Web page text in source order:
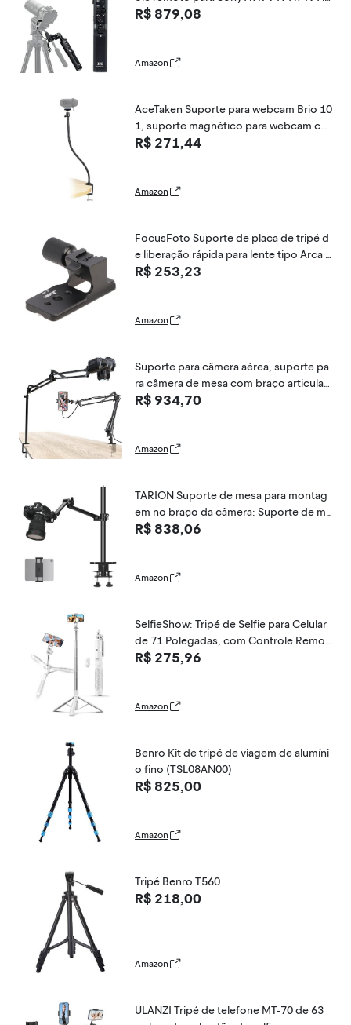
S III II A9III A6600 A6500 A6400 A6300
05 240 F DR-AX33 AX43
R$ 879,08
Amazon
AceTaken Suporte para webcam Brio 10
1, suporte magnético para webcam co
mpatível com webcams Logitech Brio 1
R$ 271,44
Amazon
FocusFoto Suporte de placa de tripé d
e liberação rápida para lente tipo Arca S
ony FE 70-200 mm F2.8 GM OSS II (SEL
f/4 G OSS
R$ 253,23
Amazon
Suporte para câmera aérea, suporte pa
ra câmera de mesa com braço articulad
o, capacidade de carga de 2,3 kg, supo
para gravação
R$ 934,70
Amazon
TARION Suporte de mesa para montag
em no braço da câmera: Suporte de me
sa DSLR resistente com suporte para ta
nsmissão de
R$ 838,06
Amazon
SelfieShow: Tripé de Selfie para Celular
de 71 Polegadas, com Controle Remot
o, Ajustável Extra Alto, Leve e Portátil, C
R$ 275,96
Amazon
Benro Kit de tripé de viagem de alumíni
o fino (TSL08AN00)
R$ 825,00
Amazon
Tripé Benro T560
R$ 218,00
Amazon
ULANZI Tripé de telefone MT-70 de 63